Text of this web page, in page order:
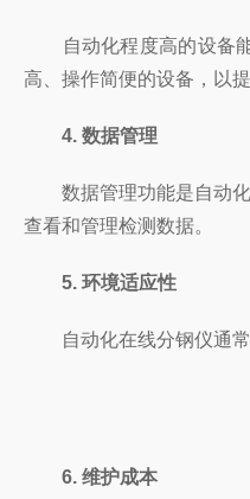
自动化程度高的设备能
高、操作简便的设备，以
4. 数据管理
数据管理功能是自动化
查看和管理检测数据。
5. 环境适应性
自动化在线分钢仪通常
6. 维护成本